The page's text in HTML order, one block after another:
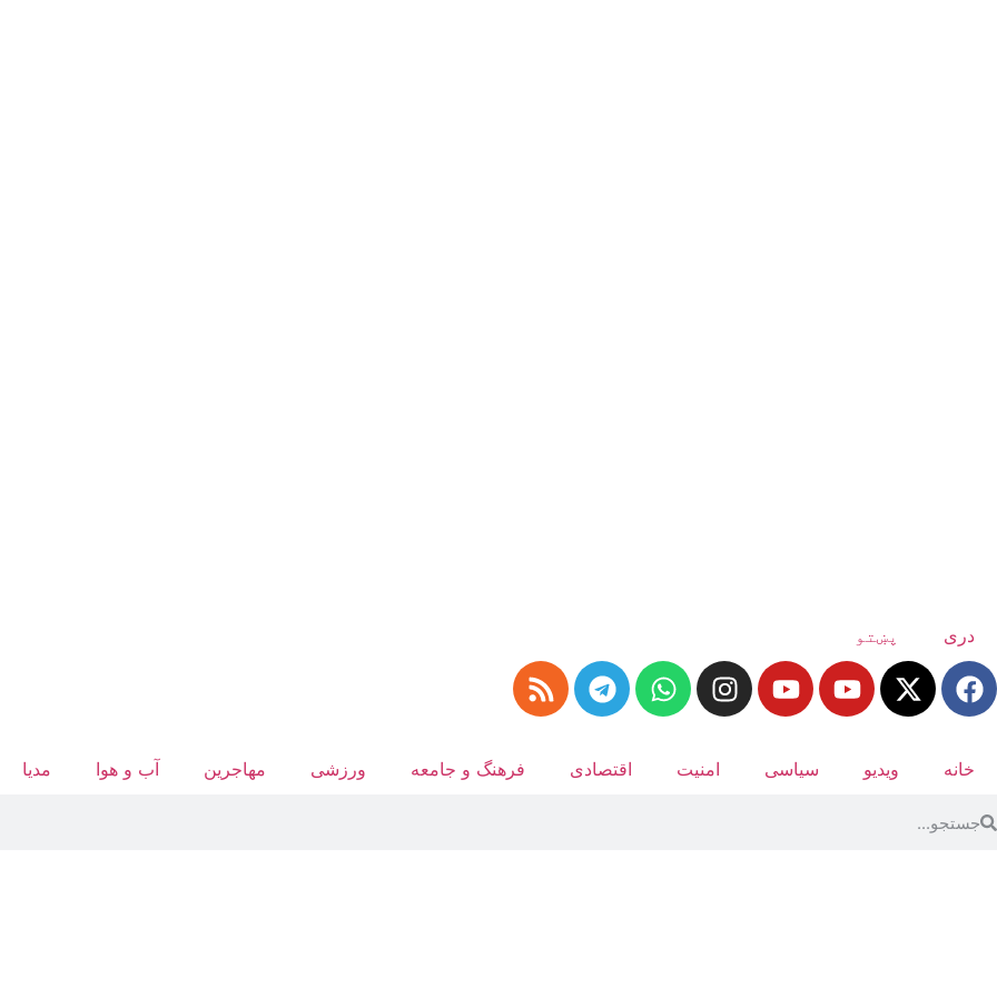
دری پښتو
خانه ویدیو سیاسی امنیت اقتصادی فرهنگ و جامعه ورزشی مهاجرین آب‌ و هوا مدیا